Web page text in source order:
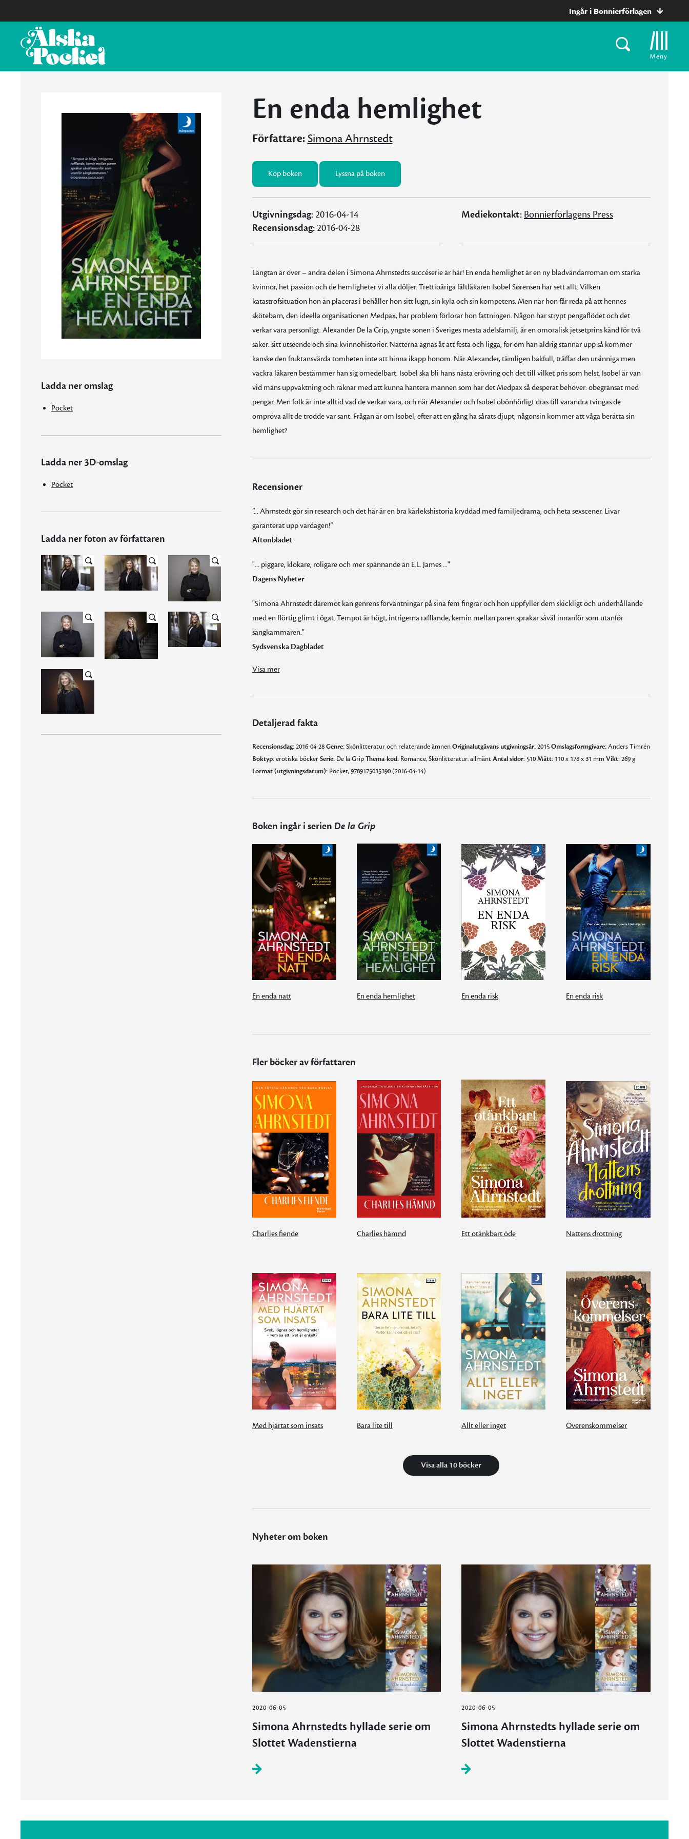
Ingår i Bonnierförlagen
Meny
Ladda ner omslag
Pocket
Ladda ner 3D-omslag
Pocket
Ladda ner foton av författaren
En enda hemlighet
Författare:Simona Ahrnstedt
Köp boken Lyssna på boken
Utgivningsdag:2016-04-14
Recensionsdag:2016-04-28
Mediekontakt: Bonnierförlagens Press
Längtan är över – andra delen i Simona Ahrnstedts succéserie är här! En enda hemlighet är en ny bladvändarroman om starka
kvinnor, het passion och de hemligheter vi alla döljer. Trettioåriga fältläkaren Isobel Sørensen har sett allt. Vilken
katastrofsituation hon än placeras i behåller hon sitt lugn, sin kyla och sin kompetens. Men när hon får reda på att hennes
skötebarn, den ideella organisationen Medpax, har problem förlorar hon fattningen. Någon har strypt pengaflödet och det
verkar vara personligt. Alexander De la Grip, yngste sonen i Sveriges mesta adelsfamilj, är en omoralisk jetsetprins känd för två
saker: sitt utseende och sina kvinnohistorier. Nätterna ägnas åt att festa och ligga, för om han aldrig stannar upp så kommer
kanske den fruktansvärda tomheten inte att hinna ikapp honom. När Alexander, tämligen bakfull, träffar den ursinniga men
vackra läkaren bestämmer han sig omedelbart. Isobel ska bli hans nästa erövring och det till vilket pris som helst. Isobel är van
vid mäns uppvaktning och räknar med att kunna hantera mannen som har det Medpax så desperat behöver: obegränsat med
pengar. Men folk är inte alltid vad de verkar vara, och när Alexander och Isobel obönhörligt dras till varandra tvingas de
ompröva allt de trodde var sant. Frågan är om Isobel, efter att en gång ha sårats djupt, någonsin kommer att våga berätta sin
hemlighet?
Recensioner
”... Ahrnstedt gör sin research och det här är en bra kärlekshistoria kryddad med familjedrama, och heta sexscener. Livar
garanterat upp vardagen!”
Aftonbladet
"... piggare, klokare, roligare och mer spännande än E.L. James ..."
Dagens Nyheter
"Simona Ahrnstedt däremot kan genrens förväntningar på sina fem fingrar och hon uppfyller dem skickligt och underhållande
med en flörtig glimt i ögat. Tempot är högt, intrigerna rafflande, kemin mellan paren sprakar såväl innanför som utanför
sängkammaren."
Sydsvenska Dagbladet
Visa mer
Detaljerad fakta
Recensionsdag:2016-04-28Genre:Skönlitteratur och relaterande ämnenOriginalutgåvans utgivningsår:2015Omslagsformgivare:Anders Timrén
Boktyp:erotiska böckerSerie:De la GripThema-kod:Romance, Skönlitteratur: allmäntAntal sidor:510Mått:110 x 178 x 31 mmVikt:269 g
Format (utgivningsdatum):Pocket, 9789175035390 (2016-04-14)
Boken ingår i serien De la Grip
En enda natt En enda hemlighet En enda risk En enda risk
Fler böcker av författaren
Charlies fiende Charlies hämnd Ett otänkbart öde Nattens drottning
Med hjärtat som insats Bara lite till Allt eller inget Överenskommelser
Visa alla 10 böcker
Nyheter om boken
2020-06-05
Simona Ahrnstedts hyllade serie om
Slottet Wadenstierna
2020-06-05
Simona Ahrnstedts hyllade serie om
Slottet Wadenstierna